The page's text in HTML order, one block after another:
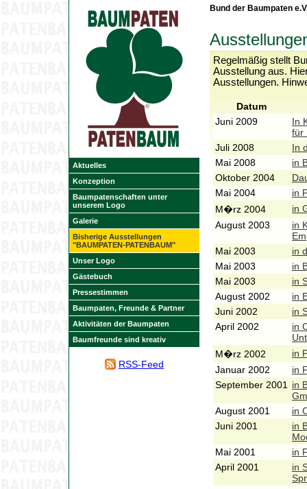
Aktuelles
Konzeption
Baumpatenschaften unter
unserem Logo
Galerie
Bisherige Ausstellungen
"BAUMPATEN-PATENBAUM"
Unser Logo
Gästebuch
Pressestimmen
Baumpaten, Freunde & Partner
Aktivitäten der Baumpaten
Baumfreunde sind kreativ
RSS-Feed
Bund der Baumpaten
Regelmäßig stellt
Ausstellung aus.
Ausstellungen.
Datum
Juni 2009
In
für
Juli 2008
In
Mai 2008
in
Oktober 2004
Mai 2004
in
M�rz 2004
in
August 2003
in
Mai 2003
in
Mai 2003
in
Mai 2003
in
August 2002
in
Juni 2002
in
April 2002
in
M�rz 2002
in
Januar 2002
in
September 2001
in
August 2001
in
Juni 2001
in
Mai 2001
in
April 2001
in